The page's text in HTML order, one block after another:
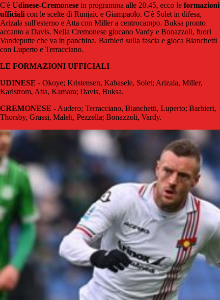
C'è Udinese-Cremonese in programma alle 20.45, ecco le formazioni
ufficiali con le scelte di Runjaic e Giampaolo. C'è Solet in difesa,
Arizala sull'esterno e Atta con Miller a centrocampo. Buksa pronto
accanto a Davis. Nella Cremonese giocano Vardy e Bonazzoli, fuori
Vandeputte che va in panchina. Barbieri sulla fascia e gioca Bianchetti
con Luperto e Terracciano.
LE FORMAZIONI UFFICIALI
UDINESE - Okoye; Kristensen, Kabasele, Solet; Arizala, Miller,
Karlstrom, Atta, Kamara; Davis, Buksa.
CREMONESE - Audero; Terracciano, Bianchetti, Luperto; Barbieri,
Thorsby, Grassi, Maleh, Pezzella; Bonazzoli, Vardy.